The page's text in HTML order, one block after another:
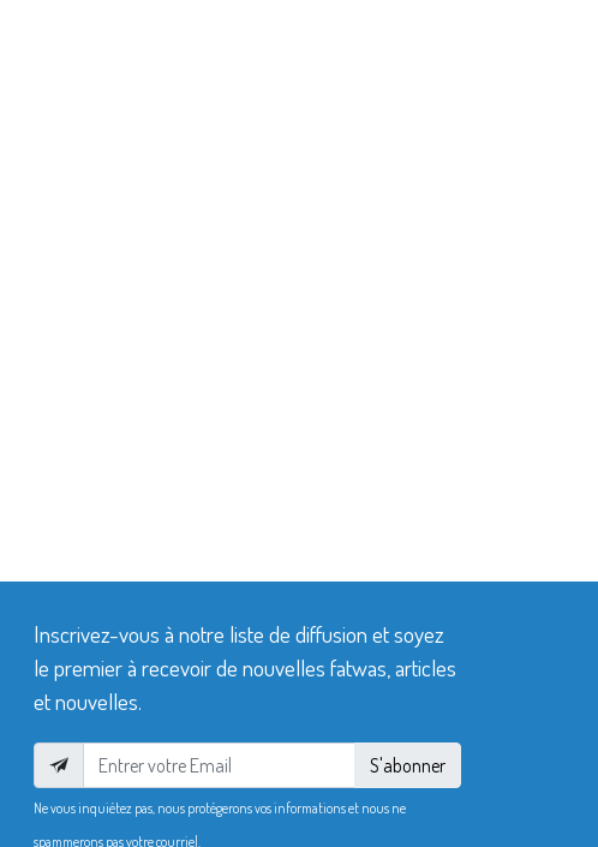
Inscrivez-vous à notre liste de diffusion et soyez
le premier à recevoir de nouvelles fatwas, articles
et nouvelles.
S'abonner
Ne vous inquiétez pas, nous protégerons vos informations et nous ne
spammerons pas votre courriel.